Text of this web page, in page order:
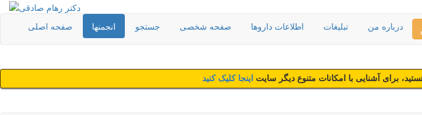
صفحه اصلی انجمنها جستجو صفحه شخصی اطلاعات داروها تبلیغات درباره من
برای آشنایی با امکانات متنوع دیگر سایت اینجا کلیک کنید